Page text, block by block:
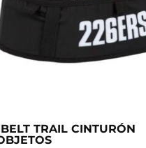
TRAIL CINTURÓN